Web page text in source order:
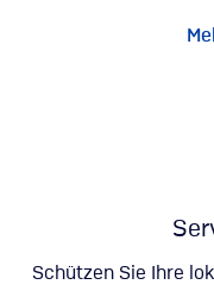
Schützen Sie Ihre